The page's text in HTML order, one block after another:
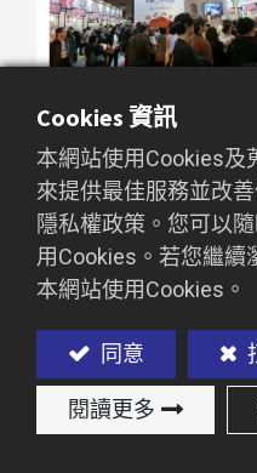
Cookies 資訊
本網站使用Cookies及
來提供最佳服務並改
隱私權政策。您可以
用Cookies。若您繼續
本網站使用Cookies。
同意
閱讀更多